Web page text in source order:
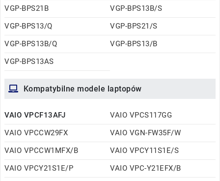
VGP-BPS21B
VGP-BPS13B/S
VGP-BPS13/Q
VGP-BPS21/S
VGP-BPS13B/Q
VGP-BPS13/B
VGP-BPS13AS
Kompatybilne modele laptopów
VAIO VPCF13AFJ
VAIO VPCS117GG
VAIO VPCCW29FX
VAIO VGN-FW35F/W
VAIO VPCCW1MFX/B
VAIO VPCY11S1E/S
VAIO VPCY21S1E/P
VAIO VPC-Y21EFX/B